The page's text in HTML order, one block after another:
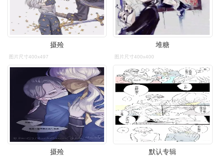
摄殓
图片尺寸400x497
堆糖
图片尺寸400x400
摄殓 默认专辑